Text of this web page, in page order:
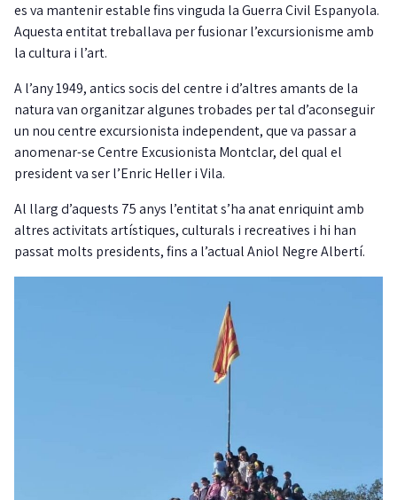
es va mantenir estable fins vinguda la Guerra Civil Espanyola.
Aquesta entitat treballava per fusionar l’excursionisme amb
la cultura i l’art.
A l’any 1949, antics socis del centre i d’altres amants de la
natura van organitzar algunes trobades per tal d’aconseguir
un nou centre excursionista independent, que va passar a
anomenar-se Centre Excusionista Montclar, del qual el
president va ser l’Enric Heller i Vila.
Al llarg d’aquests 75 anys l’entitat s’ha anat enriquint amb
altres activitats artístiques, culturals i recreatives i hi han
passat molts presidents, fins a l’actual Aniol Negre Albertí.